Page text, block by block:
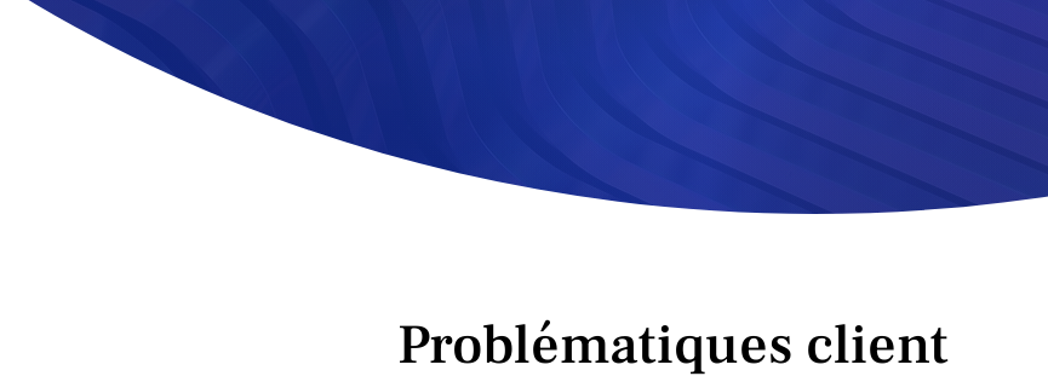
Problématiques client